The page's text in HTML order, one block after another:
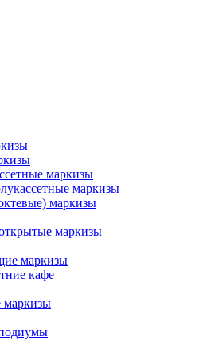
маркизы
маркизы
маркизы
маркизы
маркизы
кафе
маркизы